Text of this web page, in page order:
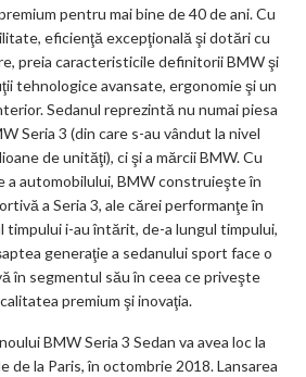
pentru mai bine de 40 de ani. Cu
eficienţă excepţională şi dotări cu
preia caracteristicile definitorii BMW şi
tehnologice avansate, ergonomie şi un
Sedanul reprezintă nu numai piesa
Seria 3 (din care s-au vândut la nivel
de unităţi), ci şi a mărcii BMW. Cu
a automobilului, BMW construieşte în
a Seria 3, ale cărei performanţe în
i-au întărit, de-a lungul timpului,
generaţie a sedanului sport face o
în segmentul său în ceea ce priveşte
premium şi inovaţia.
BMW Seria 3 Sedan va avea loc la
de la Paris, în octombrie 2018. Lansarea